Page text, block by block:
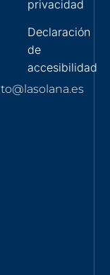
privacidad
Declaración
de
accesibilidad